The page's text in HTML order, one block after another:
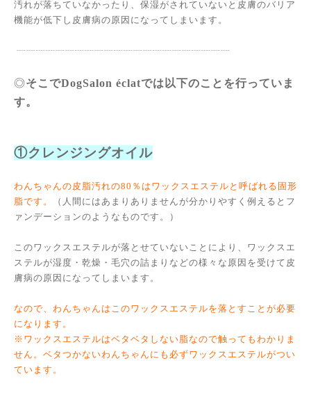
汚れが落ちていなかったり、保湿がされていないと皮膚のバリア
機能が低下し皮膚病の原因になってしまいます。
┈┈┈┈┈┈┈┈┈┈┈┈┈┈┈┈┈┈┈┈┈┈
◎そこでDogSalon éclatでは以下のことを行っていま
す。
①クレンジングオイル
わんちゃんの皮脂汚れの80％はワックスエステルと呼ばれる固形
脂です。
（人間にはあまりありませんが分かりやすく例えるとフ
ァンデーションのようなものです。）
このワックスエステルが落とせていないことにより、ワックスエ
ステルが湿度・乾燥・毛穴の詰まりなどの様々な原因を受けて皮
膚病の原因になってしまいます。
なので、わんちゃんはこのワックスエステルを落とすことが必要
になります。
※ワックスエステルはベタベタしない脂なので触ってもわかりま
せん。ベタつかないわんちゃんにも必ずワックスエステルがつい
ています。